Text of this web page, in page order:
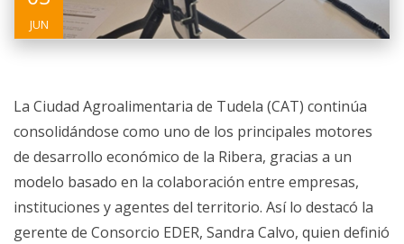
JUN
La Ciudad Agroalimentaria de Tudela (CAT) continúa
consolidándose como uno de los principales motores
de desarrollo económico de la Ribera, gracias a un
modelo basado en la colaboración entre empresas,
instituciones y agentes del territorio. Así lo destacó la
gerente de Consorcio EDER, Sandra Calvo, quien definió